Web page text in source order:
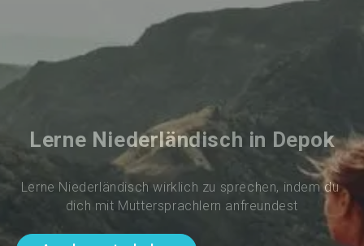
Lerne Niederländisch in Depok
Lerne Niederländisch wirklich zu sprechen, indem du
dich mit Muttersprachlern anfreundest